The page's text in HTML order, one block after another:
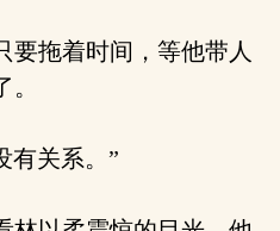
拖着时间，等他带人
有关系。”